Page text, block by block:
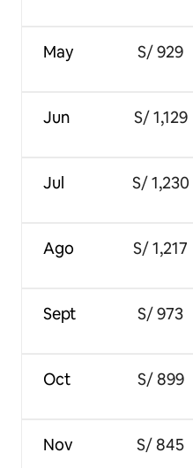
May
Jun
Jul
Ago
Sept
Oct
Nov
S/ 929
S/ 1,129
S/ 1,230
S/ 1,217
S/ 973
S/ 899
S/ 845